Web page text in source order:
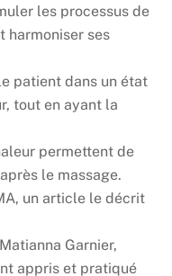
les processus de
harmoniser ses
patient dans un état
tout en ayant la
permettent de
le massage.
un article le décrit
Garnier,
appris et pratiqué